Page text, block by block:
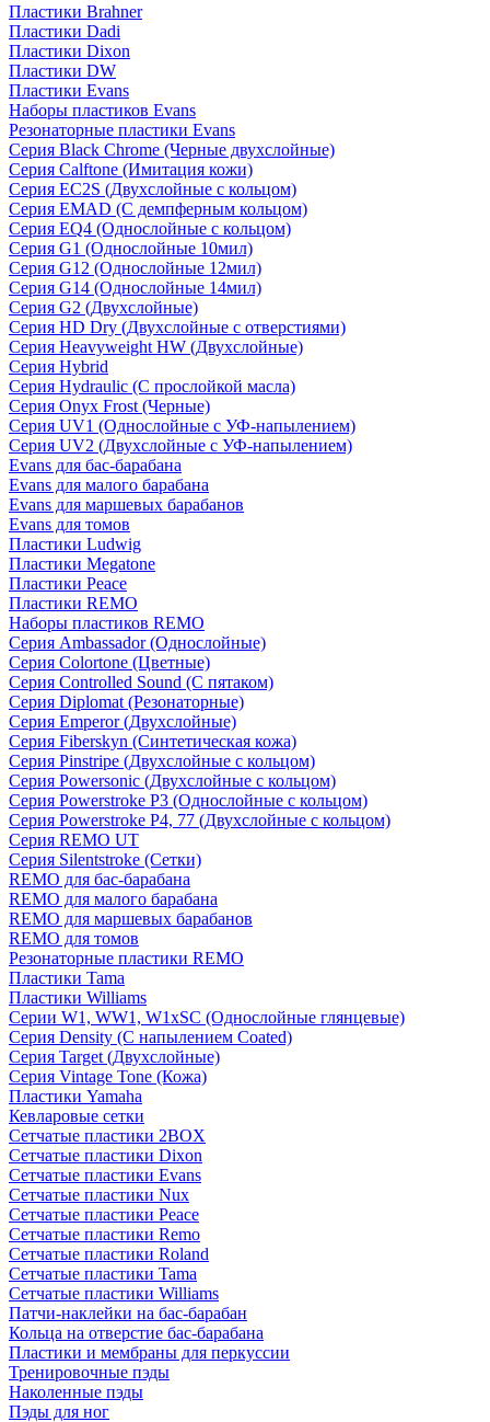
Пластики Brahner
Пластики Dadi
Пластики Dixon
Пластики DW
Пластики Evans
Наборы пластиков Evans
Резонаторные пластики Evans
Серия Black Chrome (Черные двухслойные)
Серия Calftone (Имитация кожи)
Серия EC2S (Двухслойные с кольцом)
Серия EMAD (С демпферным кольцом)
Серия EQ4 (Однослойные с кольцом)
Серия G1 (Однослойные 10мил)
Серия G12 (Однослойные 12мил)
Серия G14 (Однослойные 14мил)
Серия G2 (Двухслойные)
Серия HD Dry (Двухслойные с отверстиями)
Серия Heavyweight HW (Двухслойные)
Серия Hybrid
Серия Hydraulic (С прослойкой масла)
Серия Onyx Frost (Черные)
Серия UV1 (Однослойные с УФ-напылением)
Серия UV2 (Двухслойные с УФ-напылением)
Evans для бас-барабана
Evans для малого барабана
Evans для маршевых барабанов
Evans для томов
Пластики Ludwig
Пластики Megatone
Пластики Peace
Пластики REMO
Наборы пластиков REMO
Серия Ambassador (Однослойные)
Серия Colortone (Цветные)
Серия Controlled Sound (С пятаком)
Серия Diplomat (Резонаторные)
Серия Emperor (Двухслойные)
Серия Fiberskyn (Синтетическая кожа)
Серия Pinstripe (Двухслойные с кольцом)
Серия Powersonic (Двухслойные с кольцом)
Серия Powerstroke P3 (Однослойные с кольцом)
Серия Powerstroke P4, 77 (Двухслойные с кольцом)
Серия REMO UT
Серия Silentstroke (Сетки)
REMO для бас-барабана
REMO для малого барабана
REMO для маршевых барабанов
REMO для томов
Резонаторные пластики REMO
Пластики Tama
Пластики Williams
Серии W1, WW1, W1xSC (Однослойные глянцевые)
Серия Density (C напылением Coated)
Серия Target (Двухслойные)
Серия Vintage Tone (Кожа)
Пластики Yamaha
Кевларовые сетки
Сетчатые пластики 2BOX
Сетчатые пластики Dixon
Сетчатые пластики Evans
Сетчатые пластики Nux
Сетчатые пластики Peace
Сетчатые пластики Remo
Сетчатые пластики Roland
Сетчатые пластики Tama
Сетчатые пластики Williams
Патчи-наклейки на бас-барабан
Кольца на отверстие бас-барабана
Пластики и мембраны для перкуссии
Тренировочные пэды
Наколенные пэды
Пэды для ног